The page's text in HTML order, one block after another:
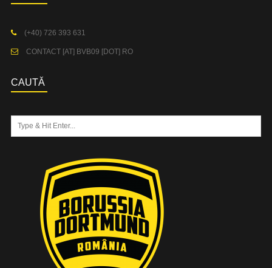
(+40) 726 393 631
CONTACT [AT] BVB09 [DOT] RO
CAUTĂ